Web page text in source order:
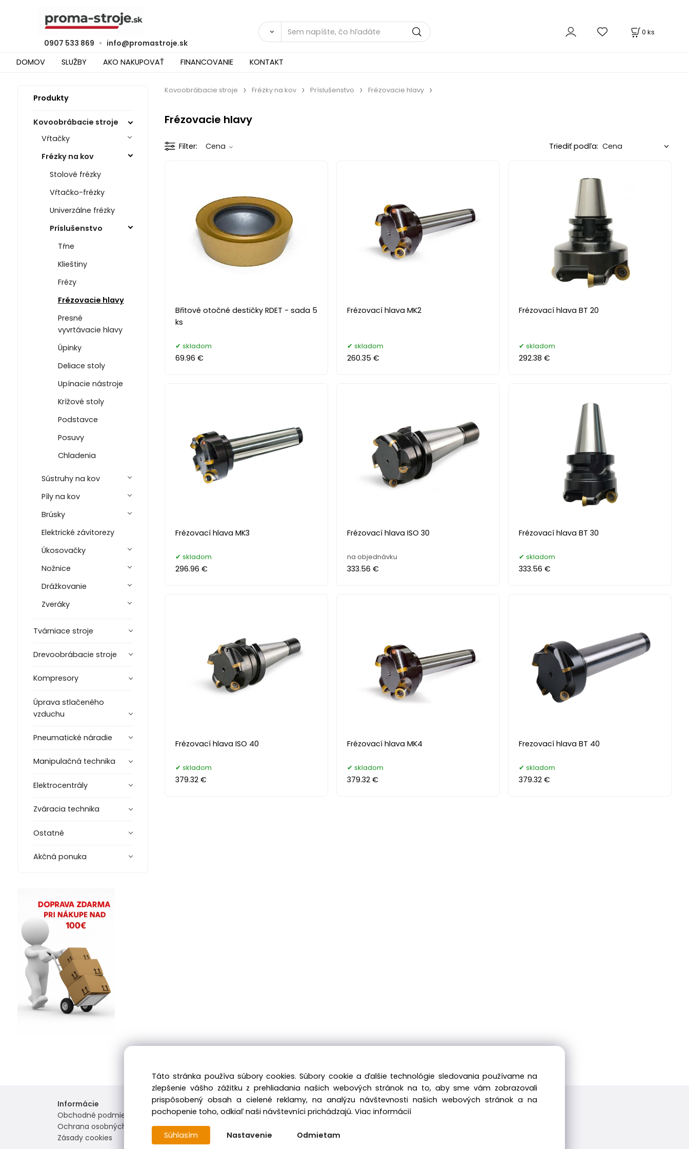
0907 533 869 • info@promastroje.sk
0 ks
DOMOV SLUŽBY AKO NAKUPOVAŤ FINANCOVANIE KONTAKT
Produkty
Kovoobrábacie stroje
Vŕtačky
Frézky na kov
Stolové frézky
Vŕtačko-frézky
Univerzálne frézky
Príslušenstvo
Tŕne
Klieštiny
Frézy
Frézovacie hlavy
Presné
vyvrtávacie hlavy
Úpinky
Deliace stoly
Upínacie nástroje
Krížové stoly
Podstavce
Posuvy
Chladenia
Sústruhy na kov
Píly na kov
Brúsky
Elektrické závitorezy
Úkosovačky
Nožnice
Drážkovanie
Zveráky
Tvárniace stroje
Drevoobrábacie stroje
Kompresory
Úprava stlačeného
vzduchu
Pneumatické náradie
Manipulačná technika
Elektrocentrály
Zváracia technika
Ostatné
Akčná ponuka
Kovoobrábacie stroje Frézky na kov Príslušenstvo Frézovacie hlavy
Frézovacie hlavy
Filter Cena Triediť podľa:
Břitové otočné destičky RDET - sada 5
ks
skladom
69.96 €
Frézovací hlava MK2
skladom
260.35 €
Frézovací hlava BT 20
skladom
292.38 €
Frézovací hlava MK3
skladom
296.96 €
Frézovací hlava ISO 30
na objednávku
333.56 €
Frézovací hlava BT 30
skladom
333.56 €
Frézovací hlava ISO 40
skladom
379.32 €
Frézovací hlava MK4
skladom
379.32 €
Frezovací hlava BT 40
skladom
379.32 €
Informácie
Obchodné podmienky
Ochrana osobných údajov
Zásady cookies
Táto stránka používa súbory cookies. Súbory cookie a ďalšie technológie sledovania používame na
zlepšenie vášho zážitku z prehliadania našich webových stránok na to, aby sme vám zobrazovali
prispôsobený obsah a cielené reklamy, na analýzu návštevnosti našich webových stránok a na
pochopenie toho, odkiaľ naši návštevníci prichádzajú. Viac informácií
Súhlasím Nastavenie Odmietam